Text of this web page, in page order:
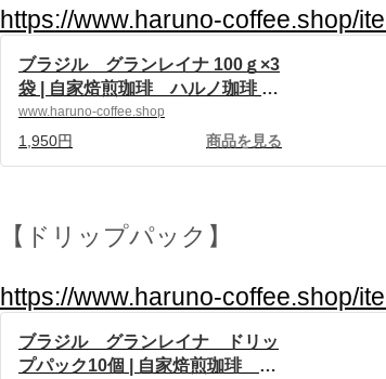
https://www.haruno-coffee.shop/
ブラジル グランレイナ 100ｇ×3
袋 | 自家焙煎珈琲 ハルノ珈琲 p
owered by BASE
www.haruno-coffee.shop
1,950円 商品を見る
【ドリップパック】
https://www.haruno-coffee.shop/
ブラジル グランレイナ ドリッ
プパック10個 | 自家焙煎珈琲 ハ